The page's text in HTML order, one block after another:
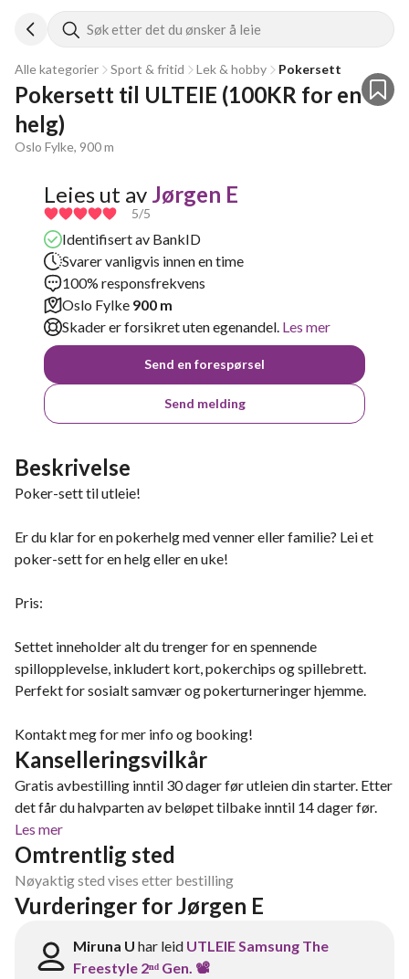
Søk etter det du ønsker å leie
Alle kategorier Sport & fritid Lek & hobby Pokersett
Pokersett til ULTEIE (100KR for en
helg)
Oslo Fylke, 900 m
Leies ut av Jørgen E
5/5
Identifisert av BankID
Svarer vanligvis innen en time
100% responsfrekvens
Oslo Fylke 900 m
Skader er forsikret uten egenandel. Les mer
Send en forespørsel
Send melding
Beskrivelse
Poker-sett til utleie!
Er du klar for en pokerhelg med venner eller familie? Lei et
poker-sett for en helg eller en uke!
Pris:
Settet inneholder alt du trenger for en spennende
spillopplevelse, inkludert kort, pokerchips og spillebrett.
Perfekt for sosialt samvær og pokerturneringer hjemme.
Kontakt meg for mer info og booking!
Kanselleringsvilkår
Gratis avbestilling inntil 30 dager før utleien din starter. Etter
det får du halvparten av beløpet tilbake inntil 14 dager før.
Les mer
Omtrentlig sted
Nøyaktig sted vises etter bestilling
Vurderinger for Jørgen E
Miruna U har leid UTLEIE Samsung The
Freestyle 2ⁿᵈ Gen. 📽️